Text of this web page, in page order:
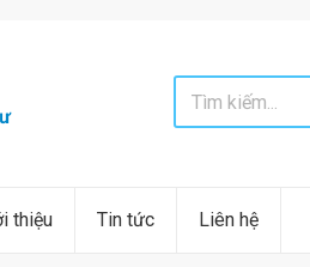
thiệu Tin tức Liên hệ